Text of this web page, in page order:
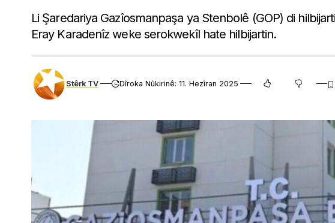
Li Şaredariya Gazîosmanpaşa ya Stenbolê (GOP) di
Eray Karadenîz weke serokwekîl hate hilbijartin.
Stêrk TV Dîroka Nûkirinê: 11. Hezîran 2025